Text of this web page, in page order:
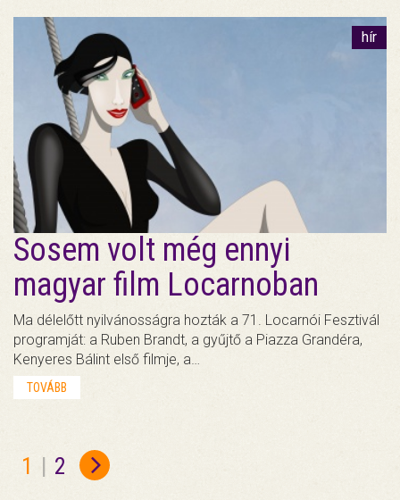
hír
Sosem volt még ennyi
magyar film Locarnoban
Ma délelőtt nyilvánosságra hozták a 71. Locarnói Fesztivál
programját: a Ruben Brandt, a gyűjtő a Piazza Grandéra,
Kenyeres Bálint első filmje, a…
TOVÁBB
1 | 2